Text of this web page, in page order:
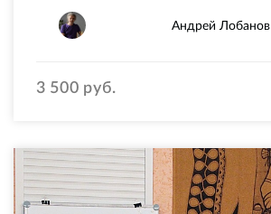
Андрей Лобанов
3 500 руб.